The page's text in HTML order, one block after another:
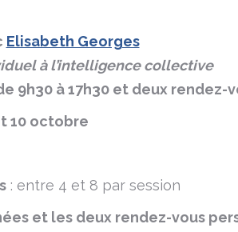
Elisabeth Georges
à l’intelligence collective
9h30 à 17h30 et deux
10 octobre
: entre 4 et 8 par session
et les deux rendez-vous